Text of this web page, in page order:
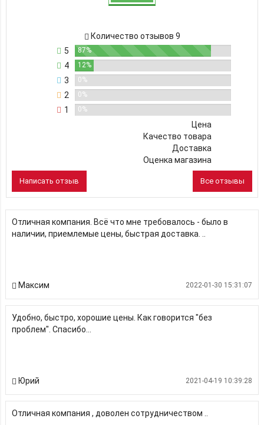
Количество отзывов 9
5
87%
4 12%
3 0%
2 0%
1 0%
Цена
Качество товара
Доставка
Оценка магазина
Написать отзыв Все отзывы
Отличная компания. Всё что мне требовалось - было в
наличии, приемлемые цены, быстрая доставка. ..
Максим 2022-01-30 15:31:07
Удобно, быстро, хорошие цены. Как говорится "без
проблем". Спасибо...
Юрий 2021-04-19 10:39:28
Отличная компания , доволен сотрудничеством ..